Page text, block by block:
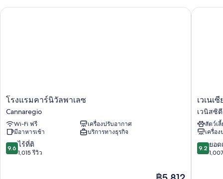
พื้นที่ทำงานแบบใช้แล็ปท็อป และเครื่องปรับอากาศ ผู้เข้าพักต่างรีวิวว่าชื่น
สิ่งอำนวยความสะดวกเพิ่มเติมภายในห้องพักได้แก่
บริการดูแลเด็กและเตียงเสริม/เปล
ห้องน้ำพร้อมโถสุขภัณฑ์แบบบิเดต์และไดร์เป่าผม
กาต้มน้ำไฟฟ้า, เครื่องทำความร้อน และบริการทำความสะอาดทุกวัน
โรงแรม
คาร์นิวัล
พา
เลซ
Cannaregio
โรงแรมคาร์นิวัลพาเลซ
Cannaregio
Wi-Fi ฟรี
เครื่องปรับอากาศ
มีอาหารเช้า
บริการทางธุรกิจ
9.6
จาก
9.6 ไร้ที่ติ
1,015 รีวิว
ราคา
โรงแรมคาร์นิวัลพาเลซ
เวเน
เซีย
ปา
ลาซ
โซ
บา
รอช
เวเนเ
เวนิสซิ
สัตว์เ
เครื่อ
9.2
จาก
9.2 ยอด
เวเนเซี